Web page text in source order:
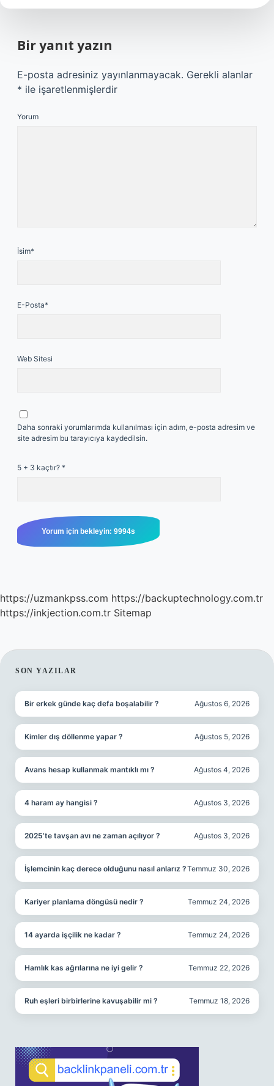
Bir yanıt yazın
E-posta adresiniz yayınlanmayacak. Gerekli alanlar
* ile işaretlenmişlerdir
Yorum
İsim*
E-Posta*
Web Sitesi
Daha sonraki yorumlarımda kullanılması için adım, e-posta adresim ve
site adresim bu tarayıcıya kaydedilsin.
5 + 3 kaçtır? *
https://uzmankpss.com https://backuptechnology.com.tr
https://inkjection.com.tr Sitemap
SIDEBAR
SON YAZILAR
Bir erkek günde kaç defa boşalabilir ? Ağustos 6, 2026
Kimler dış döllenme yapar ? Ağustos 5, 2026
Avans hesap kullanmak mantıklı mı ? Ağustos 4, 2026
4 haram ay hangisi ? Ağustos 3, 2026
2025’te tavşan avı ne zaman açılıyor ? Ağustos 3, 2026
İşlemcinin kaç derece olduğunu nasıl anlarız ?Temmuz 30, 2026
Kariyer planlama döngüsü nedir ? Temmuz 24, 2026
14 ayarda işçilik ne kadar ? Temmuz 24, 2026
Hamlık kas ağrılarına ne iyi gelir ? Temmuz 22, 2026
Ruh eşleri birbirlerine kavuşabilir mi ? Temmuz 18, 2026